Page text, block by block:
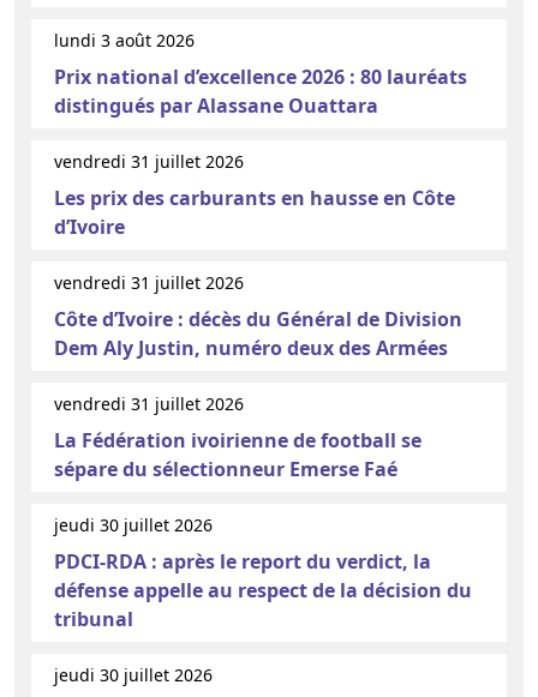
lundi 3 août 2026
Prix national d’excellence 2026 : 80 lauréats
distingués par Alassane Ouattara
vendredi 31 juillet 2026
Les prix des carburants en hausse en Côte
d’Ivoire
vendredi 31 juillet 2026
Côte d’Ivoire : décès du Général de Division
Dem Aly Justin, numéro deux des Armées
vendredi 31 juillet 2026
La Fédération ivoirienne de football se
sépare du sélectionneur Emerse Faé
jeudi 30 juillet 2026
PDCI-RDA : après le report du verdict, la
défense appelle au respect de la décision du
tribunal
jeudi 30 juillet 2026